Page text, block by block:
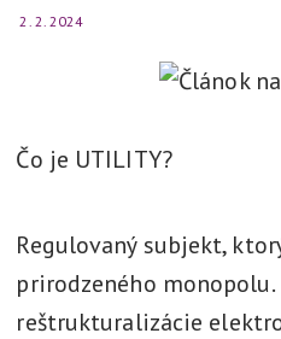
v
,
v
y
2. 2. 2024
Čo je UTILITY?
Regulovaný subjekt,
prirodzeného monopolu.
reštrukturalizácie